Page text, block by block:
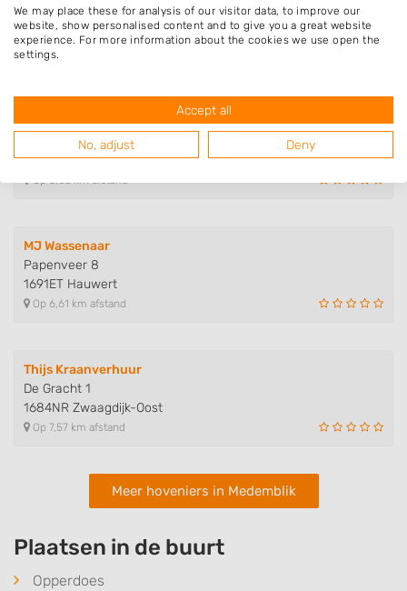
Noordeinde 61
1658CC Lambertschaag
Op 5,88 km afstand
Van Ophem Tuinen
Dorpsstraat 170
1693AK Wervershoof
MJ Wassenaar
Papenveer 8
1691ET Hauwert
Op 6,61 km afstand
Thijs Kraanverhuur
De Gracht 1
1684NR Zwaagdijk-Oost
Op 7,57 km afstand
Meer hoveniers in Medemblik
Plaatsen in de buurt
Opperdoes
We may place these for analysis of our visitor data, to improve our
website, show personalised content and to give you a great website
experience. For more information about the cookies we use open the
settings.
Accept all
No, adjust Deny